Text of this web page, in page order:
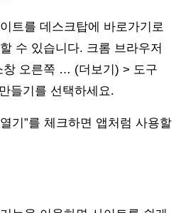
트를 데스크탑에 바로가기로
수 있습니다. 크롬 브라우저
창 오른쪽 … (더보기) > 도구
들기를 선택하세요.
기”를 체크하면 앱처럼 사용할